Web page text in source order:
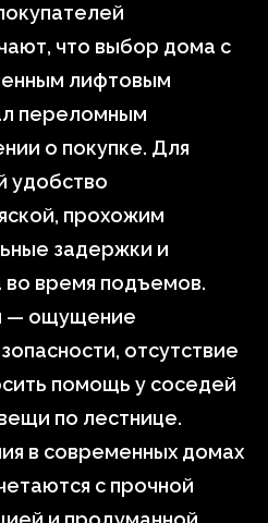
что выбор дома с
лифтовым
переломным
о покупке. Для
удобство
прохожим
задержки и
во время подъемов.
— ощущение
отсутствие
помощь у соседей
по лестнице.
в современных домах
с прочной